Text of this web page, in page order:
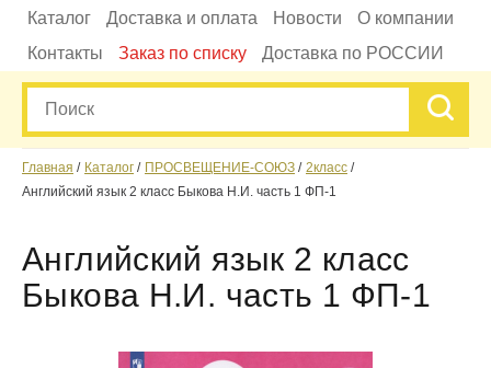
Каталог Доставка и оплата Новости
О компании
Контакты
Заказ по списку Доставка по РОССИИ
Главная Каталог ПРОСВЕЩЕНИЕ-СОЮЗ
2класс
Английский язык 2 класс Быкова Н.И. часть 1 ФП-1
Английский язык 2 класс
Быкова Н.И. часть 1 ФП-1